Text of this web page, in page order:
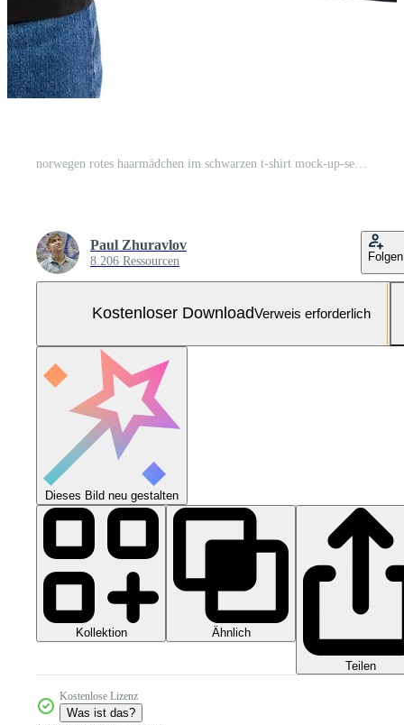
Paul Zhuravlov
8.206 Ressourcen Folgen
Kostenloser DownloadVerweis erforderlich
Dieses Bild neu gestalten
Kollektion Ähnlich
Teilen
Kostenlose Lizenz
Was ist das?